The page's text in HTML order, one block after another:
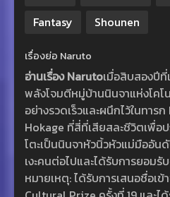
Fantasy
Shounen
เรื่องย่อ Naruto
อ่านเรื่อง Narutoเมื่อสิบสองปีที่
พลังโจมตีหมู่บ้านนินจาแห่งโคโ
อย่างรวดเร็วและผนึกไว้ในทา
Hokage ที่สี่ที่เสียสละชีวิตเพื่
โตะเป็นนินจาหัวนิ้วหัวแม่มืออัน
เงะคนต่อไปและได้รับการยอม
หมายเหตุ: ได้รับการเสนอชื่อเข้